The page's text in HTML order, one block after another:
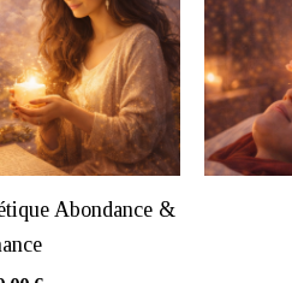
Abondance &